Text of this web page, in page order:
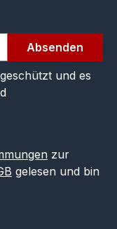
Absenden
und es
zur
gelesen und bin